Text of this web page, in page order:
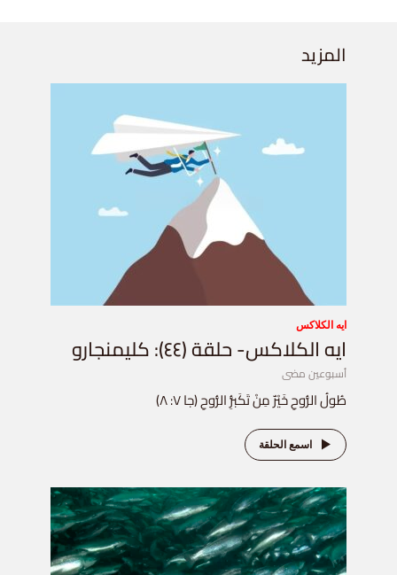
المزيد
ايه الكلاكس
ايه الكلاكس- حلقة (٤٤): كليمنجارو
أسبوعين مضى
طُولُ الرُّوحِ خَيْرٌ مِنْ تَكَبُّرِ الرُّوحِ (جا ٧: ٨)
اسمع الحلقة